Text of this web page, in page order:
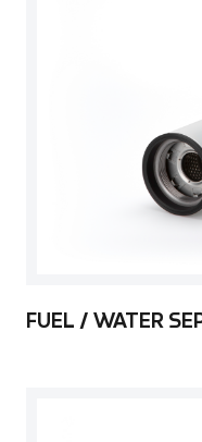
FUEL / WATER